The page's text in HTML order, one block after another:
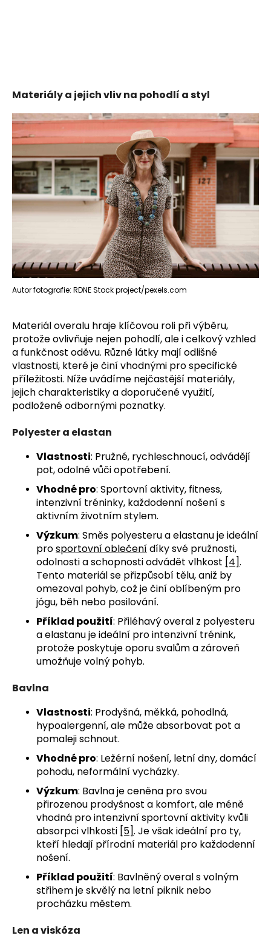
Materiály a jejich vliv na pohodlí a styl
Autor fotografie: RDNE Stock project/pexels.com
Materiál overalu hraje klíčovou roli při výběru,
protože ovlivňuje nejen pohodlí, ale i celkový vzhled
a funkčnost oděvu. Různé látky mají odlišné
vlastnosti, které je činí vhodnými pro specifické
příležitosti. Níže uvádíme nejčastější materiály,
jejich charakteristiky a doporučené využití,
podložené odbornými poznatky.
Polyester a elastan
Vlastnosti: Pružné, rychleschnoucí, odvádějí
pot, odolné vůči opotřebení.
Vhodné pro: Sportovní aktivity, fitness,
intenzivní tréninky, každodenní nošení s
aktivním životním stylem.
Výzkum: Směs polyesteru a elastanu je ideální
prosportovní oblečenídíky své pružnosti,
odolnosti a schopnosti odvádět vlhkost [4].
Tento materiál se přizpůsobí tělu, aniž by
omezoval pohyb, což je činí oblíbeným pro
jógu, běh nebo posilování.
Příklad použití: Přiléhavý overal z polyesteru
a elastanu je ideální pro intenzivní trénink,
protože poskytuje oporu svalům a zároveň
umožňuje volný pohyb.
Bavlna
Vlastnosti: Prodyšná, měkká, pohodlná,
hypoalergenní, ale může absorbovat pot a
pomaleji schnout.
Vhodné pro: Ležérní nošení, letní dny, domácí
pohodu, neformální vycházky.
Výzkum: Bavlna je ceněna pro svou
přirozenou prodyšnost a komfort, ale méně
vhodná pro intenzivní sportovní aktivity kvůli
absorpci vlhkosti [5]. Je však ideální pro ty,
kteří hledají přírodní materiál pro každodenní
nošení.
Příklad použití: Bavlněný overal s volným
střihem je skvělý na letní piknik nebo
procházku městem.
Len a viskóza